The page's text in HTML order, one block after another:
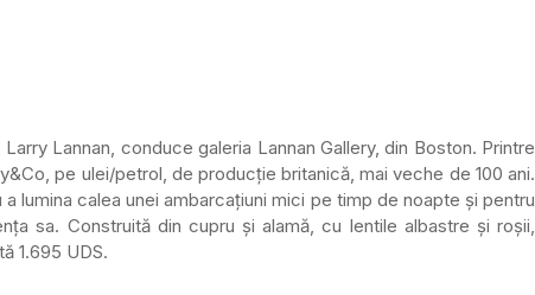
Lannan, conduce galeria Lannan Gallery, din Boston. Printre
pe ulei/petrol, de producție britanică, mai veche de 100 ani.
lumina calea unei ambarcațiuni mici pe timp de noapte și pentru
sa. Construită din cupru și alamă, cu lentile albastre și roșii,
1.695 UDS.